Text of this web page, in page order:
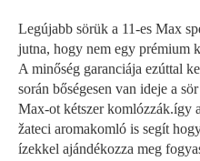
Legújabb sörük a 11-es Max
jutna, hogy nem egy prémium
A minőség garanciája ezúttal
során bőségesen van ideje a
Max-ot kétszer komlózzák.így
žateci aromakomló is segít
ízekkel ajándékozza meg